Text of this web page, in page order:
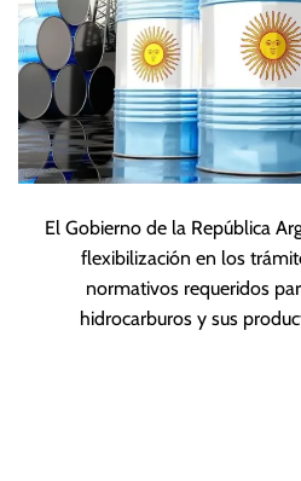
El Gobierno de la República
flexibilización en los
normativos requeridos
hidrocarburos y sus